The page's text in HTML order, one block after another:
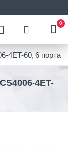
0
4ET-60, 6 порта
4ET-